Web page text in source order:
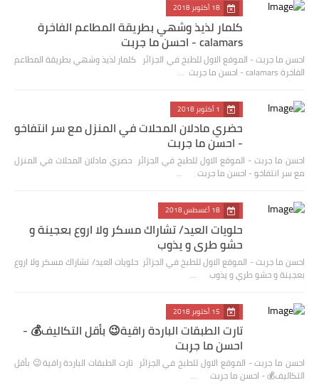
18 أكتوبر 2018
كلمار لذيذ وشهي بطريقة المطاعم الفاخرة
calamars - احسن ما جربت
احسن ما جربت - الموقع الاول للطبخ في الجزائر كلمار لذيذ وشهي بطريقة المطاعم
الفاخرة calamars - احسن ما جربت …
1 أكتوبر 2018
حضري مادلان المحلات في المنزل مع سر انتفاخو
- احسن ما جربت
احسن ما جربت - الموقع الاول للطبخ في الجزائر حضري مادلان المحلات في المنزل
مع سر انتفاخو - احسن ما جربت …
18 أغسطس 2018
حلويات العيد/ تشاراك مسكر ولا اروع بعجينة و
حشو طري و يذوب
احسن ما جربت - الموقع الاول للطبخ في الجزائر حلويات العيد/ تشاراك مسكر ولا اروع
بعجينة و حشو طري و يذوب …
15 أكتوبر 2018
تارت الطبقات الباردة راقية😉 بأقل التكاليف💰 -
احسن ما جربت
احسن ما جربت - الموقع الاول للطبخ في الجزائر تارت الطبقات الباردة راقية😉 بأقل
التكاليف💰 - احسن ما جربت …